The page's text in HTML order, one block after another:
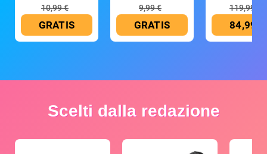
10,99 €
GRATIS
9,99 €
GRATIS
119,99 €
84,99 €
Scelti dalla redazione